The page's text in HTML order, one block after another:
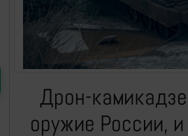
Дрон-
оружие России,